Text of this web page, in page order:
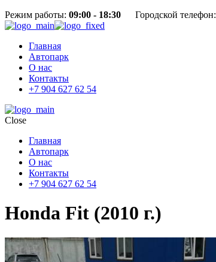
Режим работы: 09:00 - 18:30 Городской телефон:
Главная
Автопарк
О нас
Контакты
+7 904 627 62 54
Close
Главная
Автопарк
О нас
Контакты
+7 904 627 62 54
Honda Fit (2010 г.)